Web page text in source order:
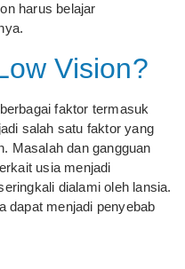
harus belajar
Vision?
faktor termasuk
salah satu faktor yang
Masalah dan gangguan
usia menjadi
dialami oleh lansia.
dapat menjadi penyebab